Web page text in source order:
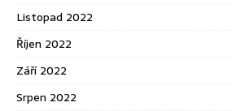
Listopad 2022
Říjen 2022
Září 2022
Srpen 2022